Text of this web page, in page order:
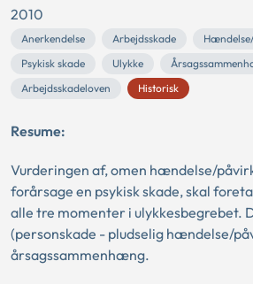
2010
Anerkendelse Arbejdsskade
Psykisk skade
Ulykke
Arbejdsskadeloven
Historisk
Resume:
Vurderingen af, omen hændelse/
forårsage en psykisk skade, skal
alle tre momenter i ulykkesbegrebet.
(personskade - pludselig hændelse/
årsagssammenhæng.